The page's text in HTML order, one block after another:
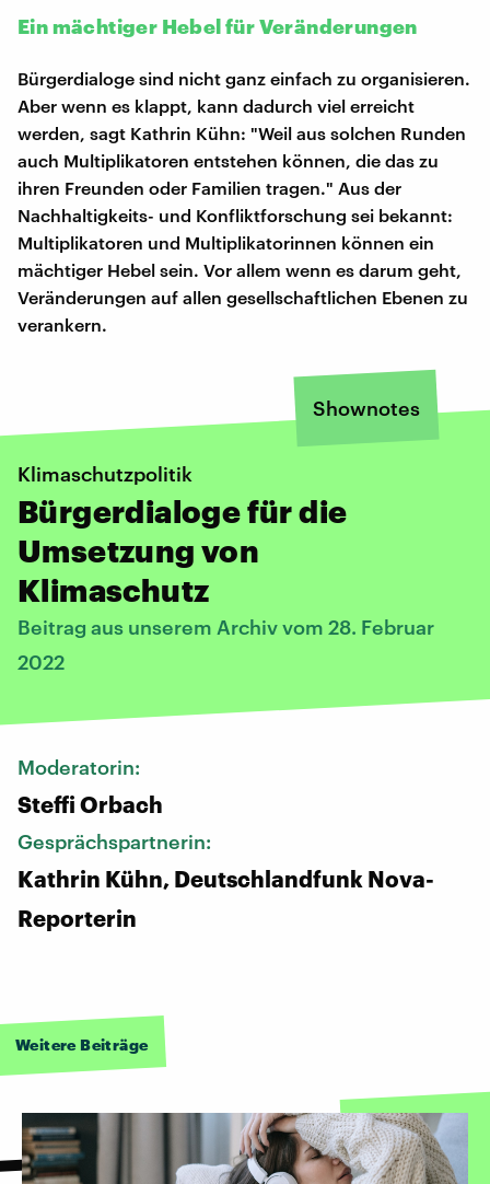
Ein mächtiger Hebel für Veränderungen
Bürgerdialoge sind nicht ganz einfach zu organisieren.
Aber wenn es klappt, kann dadurch viel erreicht
werden, sagt Kathrin Kühn: "Weil aus solchen Runden
auch Multiplikatoren entstehen können, die das zu
ihren Freunden oder Familien tragen." Aus der
Nachhaltigkeits- und Konfliktforschung sei bekannt:
Multiplikatoren und Multiplikatorinnen können ein
mächtiger Hebel sein. Vor allem wenn es darum geht,
Veränderungen auf allen gesellschaftlichen Ebenen zu
verankern.
Shownotes
Klimaschutzpolitik
Bürgerdialoge für die
Umsetzung von
Klimaschutz
Beitrag aus unserem Archiv vom 28. Februar
2022
Moderatorin:
Steffi Orbach
Gesprächspartnerin:
Kathrin Kühn, Deutschlandfunk Nova-
Reporterin
Weitere Beiträge